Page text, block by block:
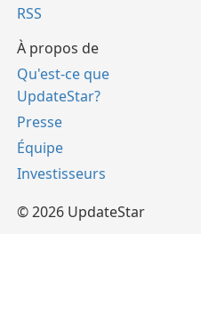
RSS
À propos de
Qu'est-ce que
UpdateStar?
Presse
Équipe
Investisseurs
© 2026 UpdateStar